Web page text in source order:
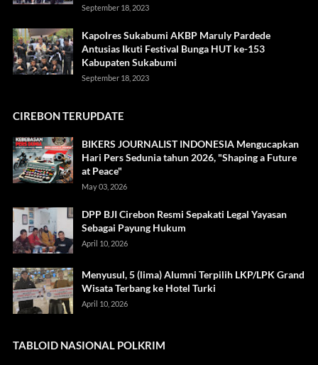
September 18, 2023
Kapolres Sukabumi AKBP Maruly Pardede
Antusias Ikuti Festival Bunga HUT ke-153
Kabupaten Sukabumi
September 18, 2023
CIREBON TERUPDATE
BIKERS JOURNALIST INDONESIA Mengucapkan
Hari Pers Sedunia tahun 2026, "Shaping a Future
at Peace"
May 03, 2026
DPP BJI Cirebon Resmi Sepakati Legal Yayasan
Sebagai Payung Hukum
April 10, 2026
Menyusul, 5 (lima) Alumni Terpilih LKP/LPK Grand
Wisata Terbang ke Hotel Turki
April 10, 2026
TABLOID NASIONAL POLKRIM